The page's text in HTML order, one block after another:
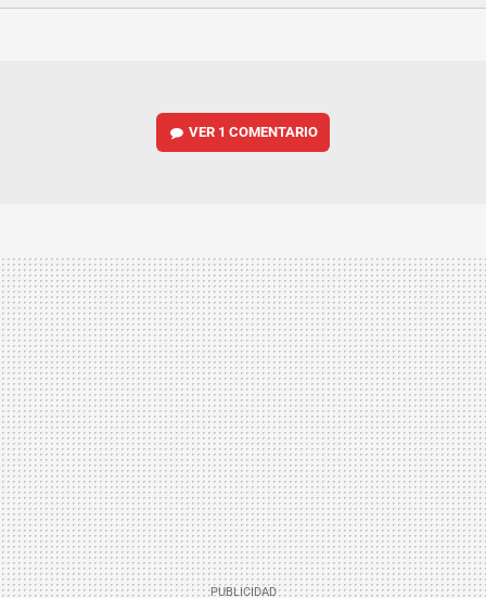
FACEBOOKTWITTERFLIPBOARD
E-
WHATSAPP
VER 1 COMENTARIO